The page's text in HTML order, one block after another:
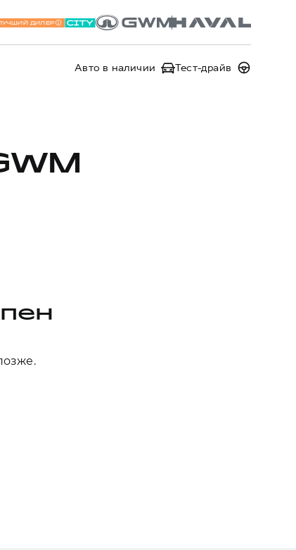
ДИЛЕР
Авто в наличии Тест-драйв